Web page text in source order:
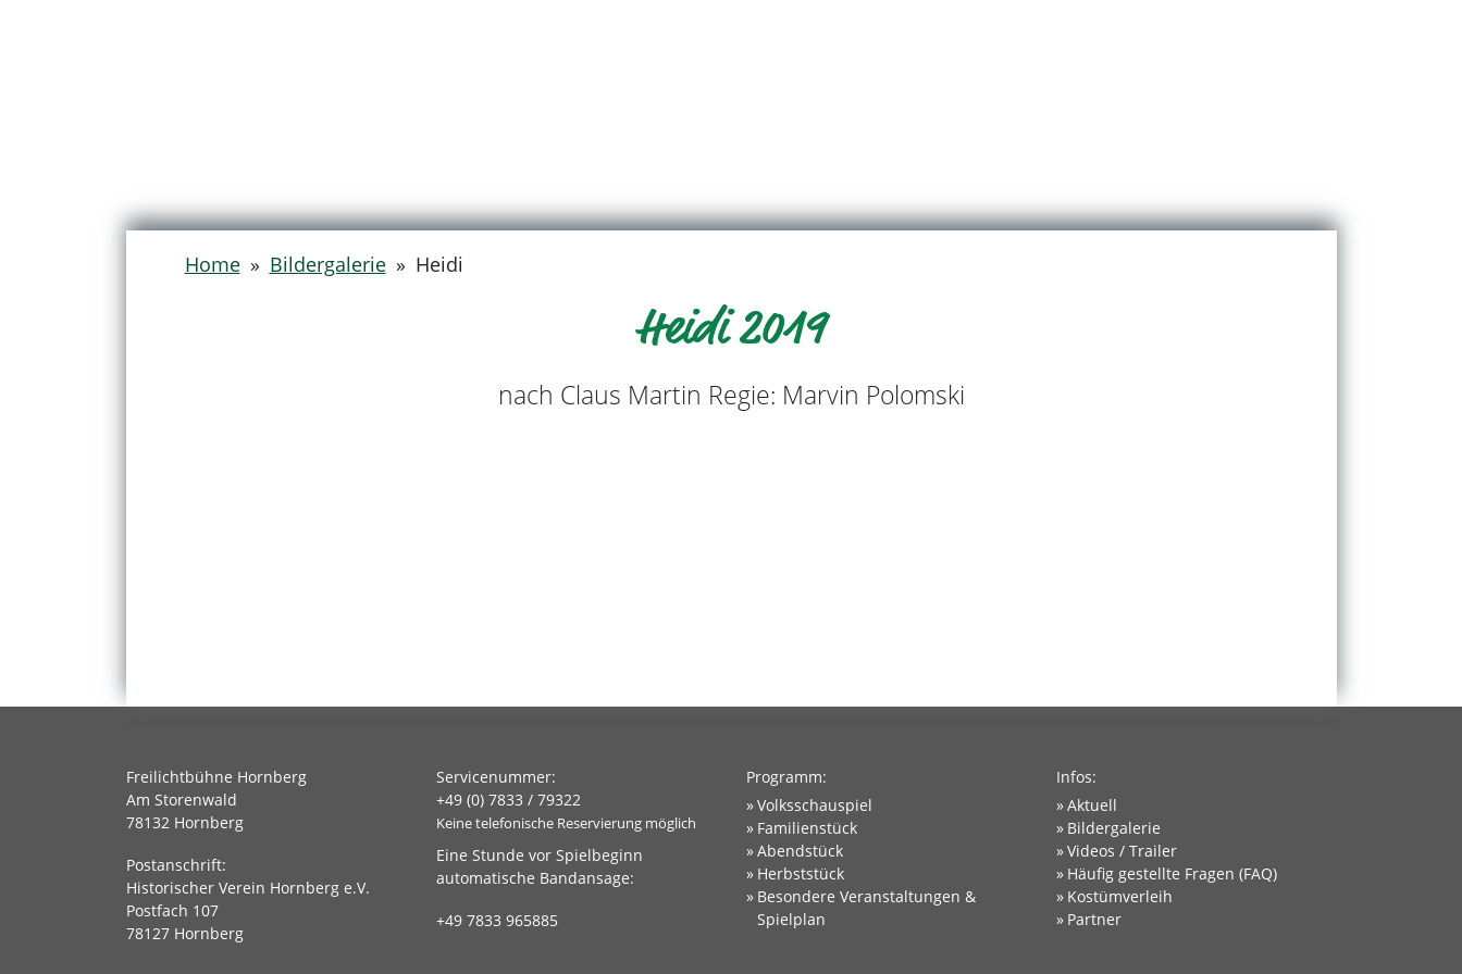
Home » Bildergalerie » Heidi
Heidi 2019
nach Claus Martin Regie: Marvin Polomski
Freilichtbühne Hornberg
Am Storenwald
78132 Hornberg
Postanschrift:
Historischer Verein Hornberg e.V.
Postfach 107
78127 Hornberg
Servicenummer:
+49 (0) 7833 / 79322
Keine telefonische Reservierung möglich
Eine Stunde vor Spielbeginn
automatische Bandansage:
+49 7833 965885
Programm:
Volksschauspiel
Familienstück
Abendstück
Herbststück
Besondere Veranstaltungen &
Spielplan
Infos:
Aktuell
Bildergalerie
Videos / Trailer
Häufig gestellte Fragen (FAQ)
Kostümverleih
Partner